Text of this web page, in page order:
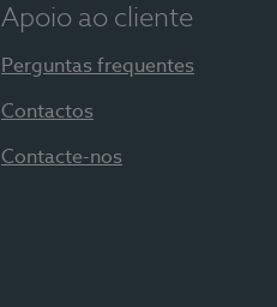
Apoio ao cliente
Perguntas frequentes
Contactos
Contacte-nos